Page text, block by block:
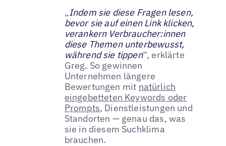
„Indem sie diese Fragen lesen,
bevor sie auf einen Link klicken,
verankern Verbraucher:innen
diese Themen unterbewusst,
während sie tippen“, erklärte
Greg. So gewinnen
Unternehmen längere
Bewertungen mit natürlich
eingebetteten Keywords oder
Prompts, Dienstleistungen und
Standorten — genau das, was
sie in diesem Suchklima
brauchen.